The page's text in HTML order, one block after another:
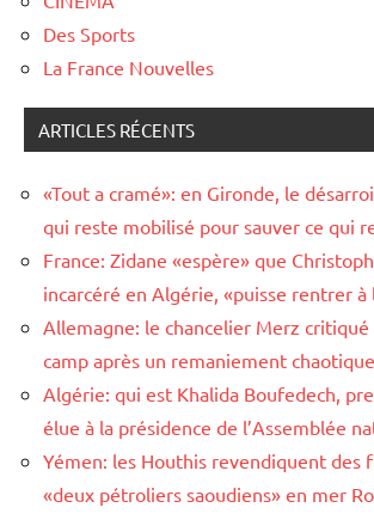
Des Sports
La France Nouvelles
ARTICLES RÉCENTS
«Tout a cramé»: en Gironde, le
qui reste mobilisé pour sauver ce qui
France: Zidane «espère» que
incarcéré en Algérie, «puisse rentrer à
Allemagne: le chancelier Merz critiqué
camp après un remaniement chaotique
Algérie: qui est Khalida Boufedech,
élue à la présidence de l’Assemblée
Yémen: les Houthis revendiquent des
«deux pétroliers saoudiens» en mer